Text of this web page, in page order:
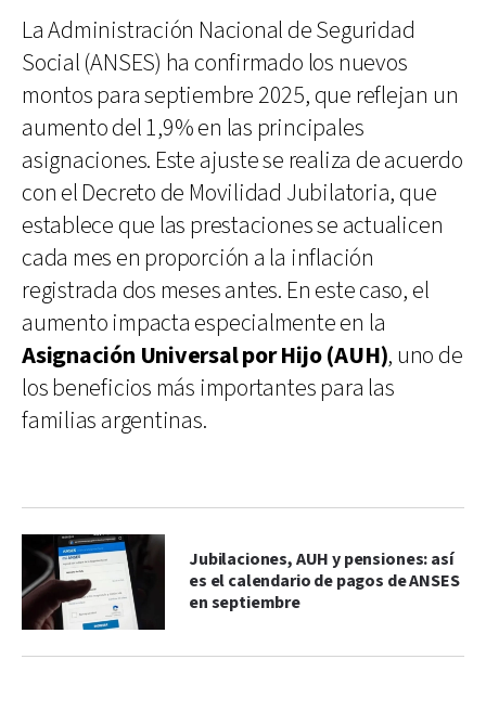
La Administración Nacional de Seguridad
Social (ANSES) ha confirmado los nuevos
montos para septiembre 2025, que reflejan un
aumento del 1,9% en las principales
asignaciones. Este ajuste se realiza de acuerdo
con el Decreto de Movilidad Jubilatoria, que
establece que las prestaciones se actualicen
cada mes en proporción a la inflación
registrada dos meses antes. En este caso, el
aumento impacta especialmente en la
Asignación Universal por Hijo (AUH), uno de
los beneficios más importantes para las
familias argentinas.
Jubilaciones, AUH y pensiones: así
es el calendario de pagos de ANSES
en septiembre